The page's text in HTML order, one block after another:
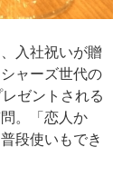
入社祝いが贈
ャーズ世代の
ゼントされる
。「恋人か
段使いもでき